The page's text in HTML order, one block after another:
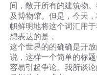
间，敞开所有的建筑物
及博物馆。但是，今天
帜鲜明地将这个词汇用
想表达的是，
这个世界的的确确是开
说，这样一个简单的标
容易引起争论。我所谈